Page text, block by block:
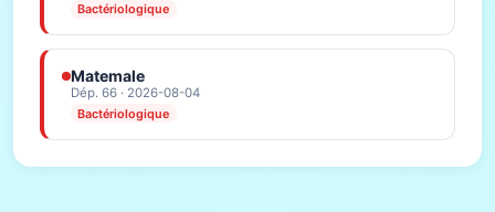
Bactériologique
Matemale
Dép. 66 · 2026-08-04
Bactériologique